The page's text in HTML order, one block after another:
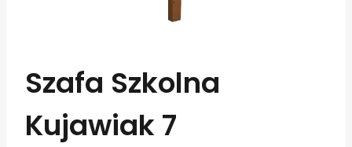
Szafa Szkolna
Kujawiak 7